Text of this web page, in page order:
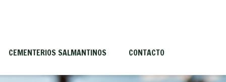
CEMENTERIOS SALMANTINOS CONTACTO